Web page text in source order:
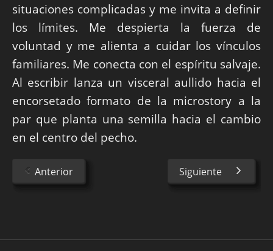
situaciones complicadas y me invita a definir
los límites. Me despierta la fuerza de
voluntad y me alienta a cuidar los vínculos
familiares. Me conecta con el espíritu salvaje.
Al escribir lanza un visceral aullido hacia el
encorsetado formato de la microstory a la
par que planta una semilla hacia el cambio
en el centro del pecho.
Anterior Siguiente